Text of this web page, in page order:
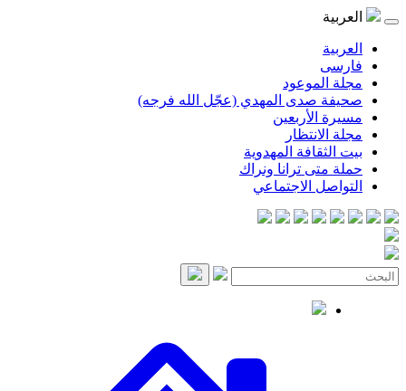
العربية
العربية
فارسی
مجلة الموعود
صحيفة صدى المهدي (عجّل الله فرجه)
مسيرة الأربعين
مجلة الانتظار
بيت الثقافة المهدوية
حملة متى ترانا ونراك
التواصل الاجتماعي